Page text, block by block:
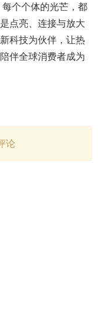
个个体的光芒，都
点亮、连接与放大
科技为伙伴，让热
伴全球消费者成为
论